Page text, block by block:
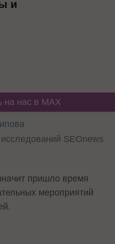
и
на нас в MAX
SEOnews
пришло время
мероприятий